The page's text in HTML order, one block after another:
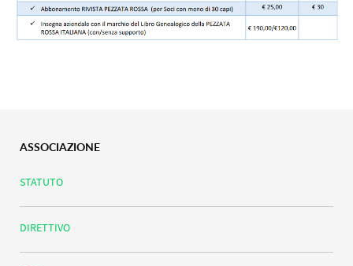
ASSOCIAZIONE
STATUTO
DIRETTIVO